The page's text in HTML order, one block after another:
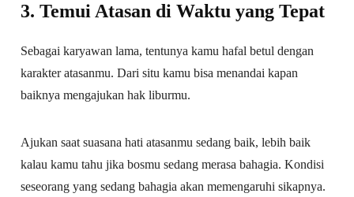
3. Temui Atasan di Waktu yang Tepat
Sebagai karyawan lama, tentunya kamu hafal betul dengan
karakter atasanmu. Dari situ kamu bisa menandai kapan
baiknya mengajukan hak liburmu.
Ajukan saat suasana hati atasanmu sedang baik, lebih baik
kalau kamu tahu jika bosmu sedang merasa bahagia. Kondisi
seseorang yang sedang bahagia akan memengaruhi sikapnya.